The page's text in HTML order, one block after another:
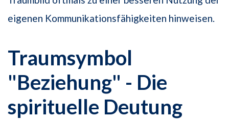
eigenen Kommunikationsfähigkeiten hinweisen.
Traumsymbol
"Beziehung" - Die
spirituelle Deutung